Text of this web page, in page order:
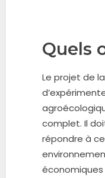
Quels
Le projet de
complet. Il
répondre à